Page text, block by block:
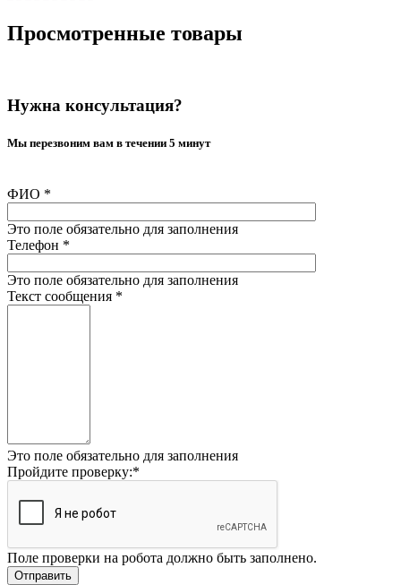
Просмотренные товары
Нужна консультация?
Мы перезвоним вам в течении 5 минут
ФИО *
Это поле обязательно для заполнения
Телефон *
Это поле обязательно для заполнения
Текст сообщения *
Это поле обязательно для заполнения
Пройдите проверку:*
Поле проверки на робота должно быть заполнено.